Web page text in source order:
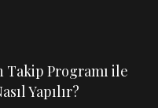
Programı ile
Yapılır?